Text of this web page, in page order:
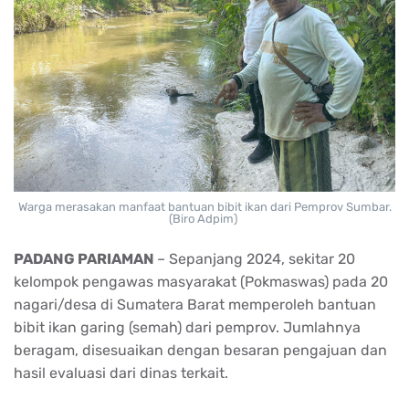
Warga merasakan manfaat bantuan bibit ikan dari Pemprov Sumbar.
(Biro Adpim)
PADANG PARIAMAN – Sepanjang 2024, sekitar 20
kelompok pengawas masyarakat (Pokmaswas) pada 20
nagari/desa di Sumatera Barat memperoleh bantuan
bibit ikan garing (semah) dari pemprov. Jumlahnya
beragam, disesuaikan dengan besaran pengajuan dan
hasil evaluasi dari dinas terkait.